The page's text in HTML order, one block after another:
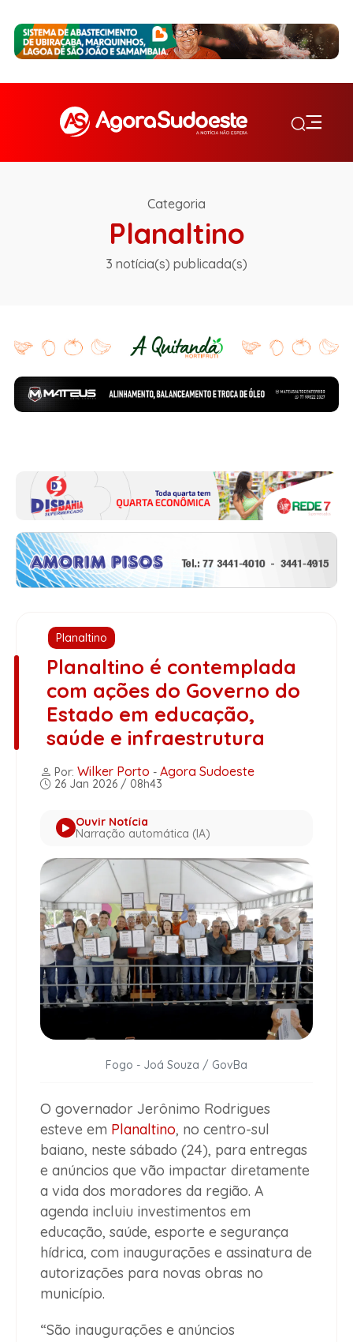
Categoria
Planaltino
3 notícia(s) publicada(s)
Planaltino
Planaltino é contemplada
com ações do Governo do
Estado em educação,
saúde e infraestrutura
Por: Wilker Porto - Agora Sudoeste
26 Jan 2026 / 08h43
Ouvir Notícia
Narração automática (IA)
Fogo - Joá Souza / GovBa
O governador Jerônimo Rodrigues
esteve em Planaltino, no centro-sul
baiano, neste sábado (24), para entregas
e anúncios que vão impactar diretamente
a vida dos moradores da região. A
agenda incluiu investimentos em
educação, saúde, esporte e segurança
hídrica, com inaugurações e assinatura de
autorizações para novas obras no
município.
“São inaugurações e anúncios